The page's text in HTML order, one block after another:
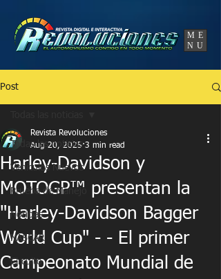
ME
NU
Post
Todas las noticias
Vehículos Nuevos
Prueba de Manejo
Noticias
NASCAR
Circuito
Harley-Davidson y
MOTOGP™ presentan la
"Harley-Davidson Bagger
World Cup" - - El primer
Campeonato Mundial de
Revista Revoluciones
Aug 20, 2025 3 min read